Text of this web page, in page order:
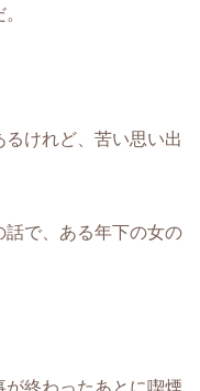
けれど、苦い思い出
で、ある年下の女の